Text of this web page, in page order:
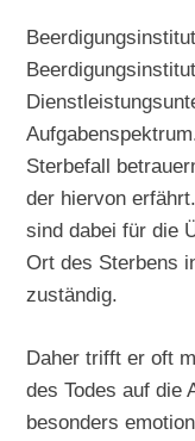
Sterbefall
der hiervon
sind dabei für die
Ort des Sterbens
zuständig.
Daher trifft er oft
des Todes auf die
besonders